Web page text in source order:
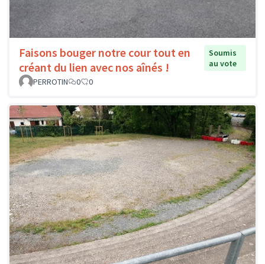
Faisons bouger notre cour tout en
créant du lien avec nos aînés !
Soumis
au vote
PERROTIN
0 0